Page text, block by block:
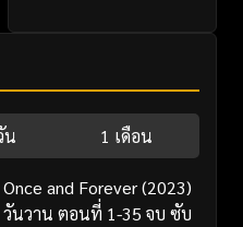
น 1 เดือน
Once and Forever (2023)
วันวาน ตอนที่ 1-35 จบ ซับ